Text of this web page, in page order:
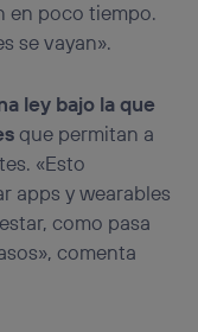
en poco tiempo.
se vayan».
ley bajo la que
que permitan a
«Esto
apps y wearables
como pasa
comenta